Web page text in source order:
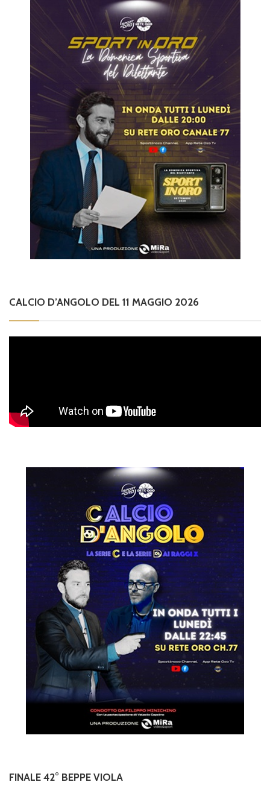
CALCIO D’ANGOLO DEL 11 MAGGIO 2026
FINALE 42° BEPPE VIOLA